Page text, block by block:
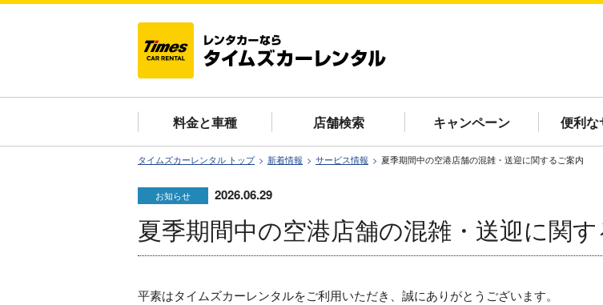
料金と車種 店舗検索 キャンペーン 便利な
タイムズカーレンタル トップ 新着情報 サービス情報 夏季期間中の空港店舗の混雑・送迎に関するご案内
お知らせ 2026.06.29
夏季期間中の空港店舗の混雑・送迎に関
平素はタイムズカーレンタルをご利用いただき、誠にありがとうございます。